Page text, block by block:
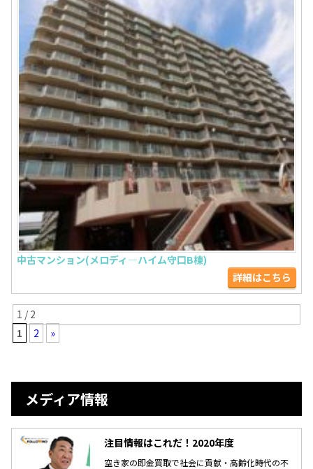
中古マンション(メロディ―ハイム守口B棟)
詳細はこちら
1 / 2
1
2 »
メディア情報
注目情報はこれだ！2020年度
空き家の即金買取で社会に貢献・高齢化時代の不